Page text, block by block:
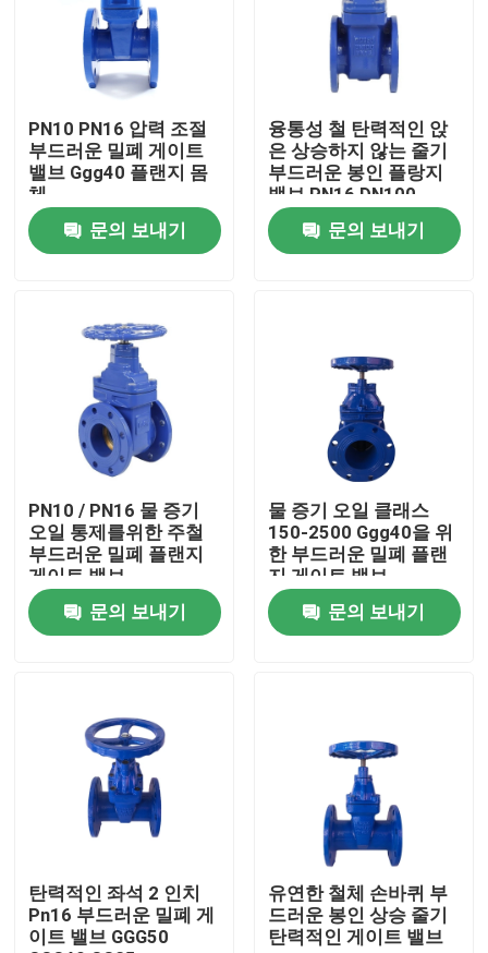
회사 소개
제품 소개
부드러운 밀봉 문짝 밸브
탄력 있는 자리 문짝 밸브
연성 주철 문짝 밸브
무쇠 Ｙ 필터
PN10 PN16 압력 조절
부드러운 밀폐 게이트
밸브 Ggg40 플랜지 몸
체
문의 보내기
융통성 철 탄력적인 앉
은 상승하지 않는 줄기
부드러운 봉인 플랑지
밸브 PN16 DN100
문의 보내기
PN10 / PN16 물 증기
오일 통제를위한 주철
부드러운 밀폐 플랜지
게이트 밸브
문의 보내기
물 증기 오일 클래스
150-2500 Ggg40을 위
한 부드러운 밀폐 플랜
지 게이트 밸브
문의 보내기
탄력적인 좌석 2 인치
Pn16 부드러운 밀폐 게
이트 밸브 GGG50
유연한 철체 손바퀴 부
드러운 봉인 상승 줄기
탄력적인 게이트 밸브